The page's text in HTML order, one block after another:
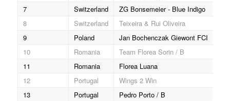
7
Switzerland
ZG Bonsemeier - Blue Indigo
8
Switzerland
Teixeira & Rui Oliveira
9
Poland
Jan Bochenczak Giewont FCI
10
Romania
Team Florea Sorin / B
11
Romania
Florea Luana
12
Portugal
Wings 2 Win
13
Portugal
Pedro Porto / B